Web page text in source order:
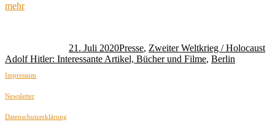
mehr
21. Juli 2020Presse, Zweiter Weltkrieg / Holocaust
Adolf Hitler: Interessante Artikel, Bücher und Filme, Berlin
Impressum
Newsletter
Datenschutzerklärung